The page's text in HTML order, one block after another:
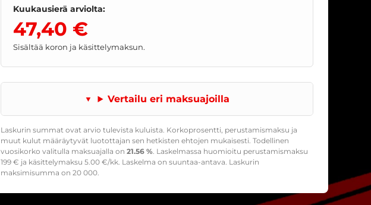
Kuukausierä arviolta:
47,40 €
Sisältää koron ja käsittelymaksun.
Vertailu eri maksuajoilla
Laskurin summat ovat arvio tulevista kuluista. Korkoprosentti, perustamismaksu ja
muut kulut määräytyvät luotottajan sen hetkisten ehtojen mukaisesti. Todellinen
vuosikorko valitulla maksuajalla on 21.56 %. Laskelmassa huomioitu perustamismaksu
199 € ja käsittelymaksu 5.00 €/kk. Laskelma on suuntaa-antava. Laskurin
maksimisumma on 20 000.